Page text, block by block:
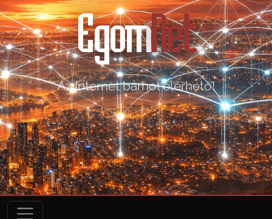
EgomNet
Az Internet bárhol elérhető!